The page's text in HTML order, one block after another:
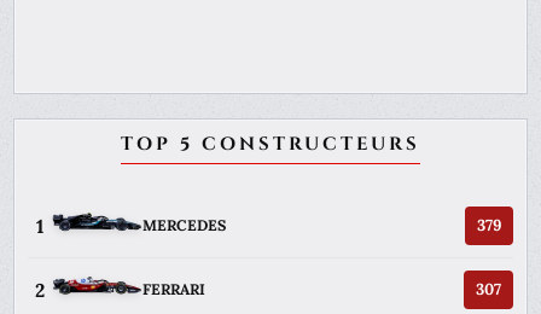
TOP 5 CONSTRUCTEURS
1 MERCEDES 379
2 FERRARI 307